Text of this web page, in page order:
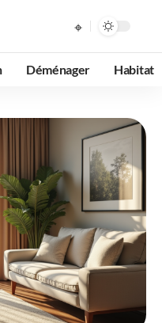
Déménager Habitat